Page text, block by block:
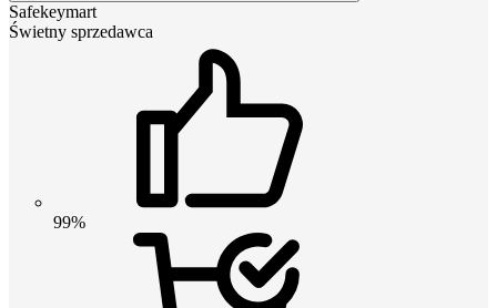
Safekeymart
Świetny sprzedawca
99%